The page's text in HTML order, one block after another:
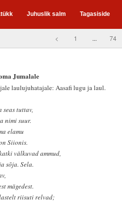
Juhuslik salm Tagasiside
< 1 ... 74
Jumalale
laulujuhatajale: Aasafi lugu ja laul.
seas tuttav,
nimi suur.
elamu
Siionis.
välkuvad ammud,
sõja. Sela.
mägedest.
riisuti relvad;